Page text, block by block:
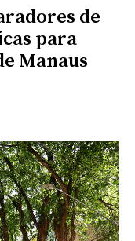
de
para
Manaus